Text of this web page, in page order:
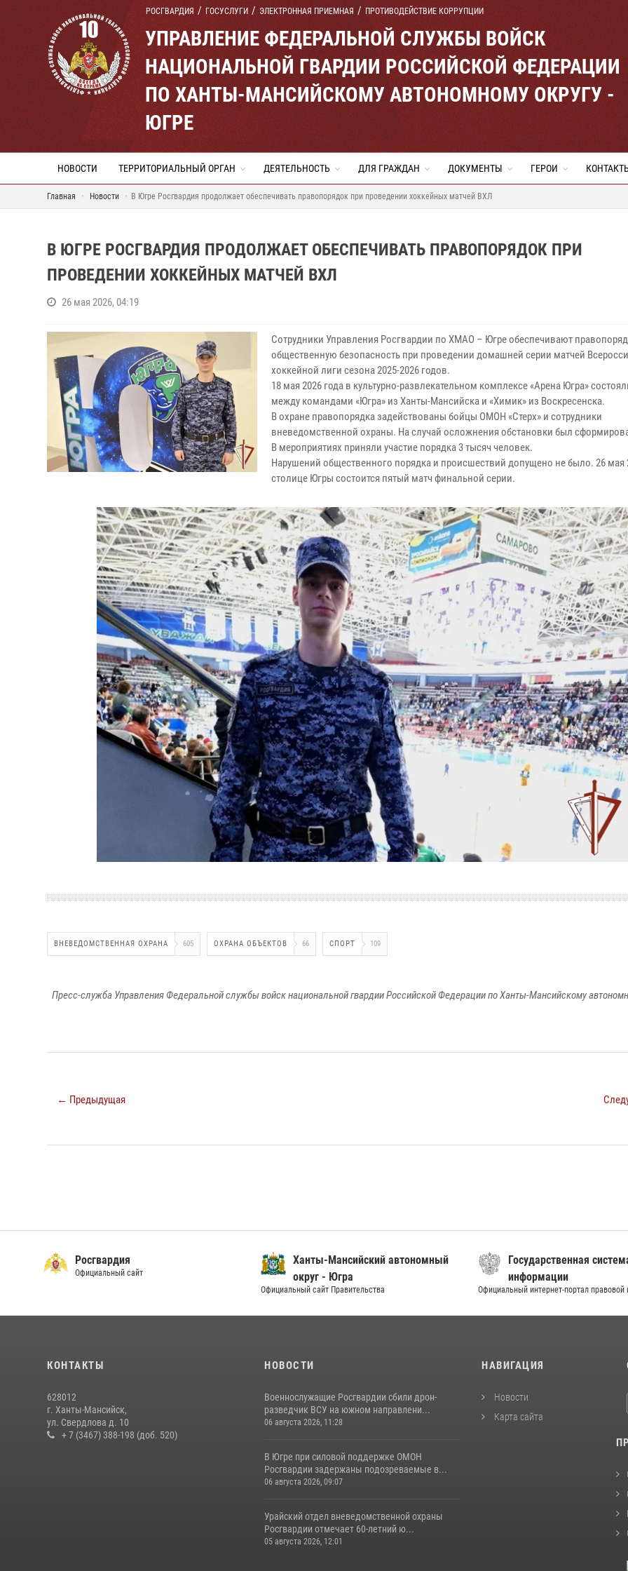
РОСГВАРДИЯ ГОСУСЛУГИ ЭЛЕКТРОННАЯ ПРИЕМНАЯ ПРОТИВОДЕЙСТВИЕ КОРРУПЦИИ
УПРАВЛЕНИЕ ФЕДЕРАЛЬНОЙ СЛУЖБЫ ВОЙСК
НАЦИОНАЛЬНОЙ ГВАРДИИ РОССИЙСКОЙ ФЕДЕРАЦИИ
ПО ХАНТЫ-МАНСИЙСКОМУ АВТОНОМНОМУ ОКРУГУ -
ЮГРЕ
НОВОСТИ ТЕРРИТОРИАЛЬНЫЙ ОРГАН ДЕЯТЕЛЬНОСТЬ ДЛЯ ГРАЖДАН ДОКУМЕНТЫ ГЕРОИ
Главная Новости В Югре Росгвардия продолжает обеспечивать правопорядок при проведении хоккейных матчей ВХЛ
В ЮГРЕ РОСГВАРДИЯ ПРОДОЛЖАЕТ ОБЕСПЕЧИВАТЬ ПРАВОПОРЯДОК ПРИ
ПРОВЕДЕНИИ ХОККЕЙНЫХ МАТЧЕЙ ВХЛ
26 мая 2026, 04:19
Сотрудники Управления Росгвардии по ХМАО – Югре обеспечивают
общественную безопасность при проведении домашней серии матчей
хоккейной лиги сезона 2025-2026 годов.
18 мая 2026 года в культурно-развлекательном комплексе «Арена Югра»
между командами «Югра» из Ханты-Мансийска и «Химик» из Воскресенска.
В охране правопорядка задействованы бойцы ОМОН «Стерх» и сотрудники
вневедомственной охраны. На случай осложнения обстановки был
В мероприятиях приняли участие порядка 3 тысяч человек.
Нарушений общественного порядка и происшествий допущено не было. 26 мая
столице Югры состоится пятый матч финальной серии.
ВНЕВЕДОМСТВЕННАЯ ОХРАНА 605 ОХРАНА ОБЪЕКТОВ 66 СПОРТ 109
Пресс-служба Управления Федеральной службы войск национальной гвардии Российской Федерации по Ханты-Мансийскому
← Предыдущая
Росгвардия
Официальный сайт
Ханты-Мансийский автономный
округ - Югра
Официальный сайт Правительства
Государственная
информации
Официальный интернет-портал
КОНТАКТЫ
628012
г. Ханты-Мансийск,
ул. Свердлова д. 10
+ 7 (3467) 388-198 (доб. 520)
НОВОСТИ
Военнослужащие Росгвардии сбили дрон-
разведчик ВСУ на южном направлени...
06 августа 2026, 11:28
В Югре при силовой поддержке ОМОН
Росгвардии задержаны подозреваемые в...
06 августа 2026, 09:07
Урайский отдел вневедомственной охраны
Росгвардии отмечает 60-летний ю...
05 августа 2026, 12:01
НАВИГАЦИЯ
Новости
Карта сайта